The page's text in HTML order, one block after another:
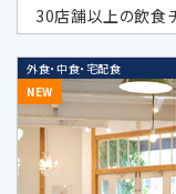
データの
方法等に
形式に加
（統計デ
工したデ
提供のた
30店舗以上の飲食
外食・中食・宅配食
NEW